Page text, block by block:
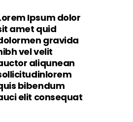
Ipsum dolor
amet quid
gravida
vel velit
aliqunean
bibendum
elit consequat